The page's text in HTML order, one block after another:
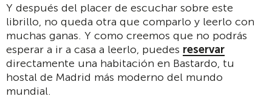
Y después del placer de escuchar sobre este
librillo, no queda otra que comparlo y leerlo con
muchas ganas. Y como creemos que no podrás
esperar a ir a casa a leerlo, puedes reservar
directamente una habitación en Bastardo, tu
hostal de Madrid más moderno del mundo
mundial.